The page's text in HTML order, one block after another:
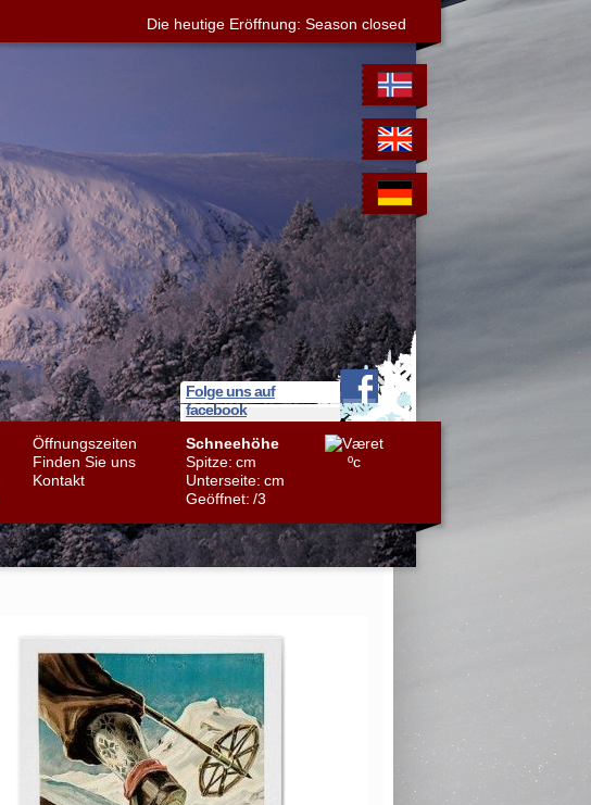
Öffnungszeiten
Finden Sie uns
Kontakt
ºc
Schneehöhe
Spitze: cm
Unterseite: cm
Geöffnet: /3
Folge uns auf
facebook
Die heutige Eröffnung: Season closed